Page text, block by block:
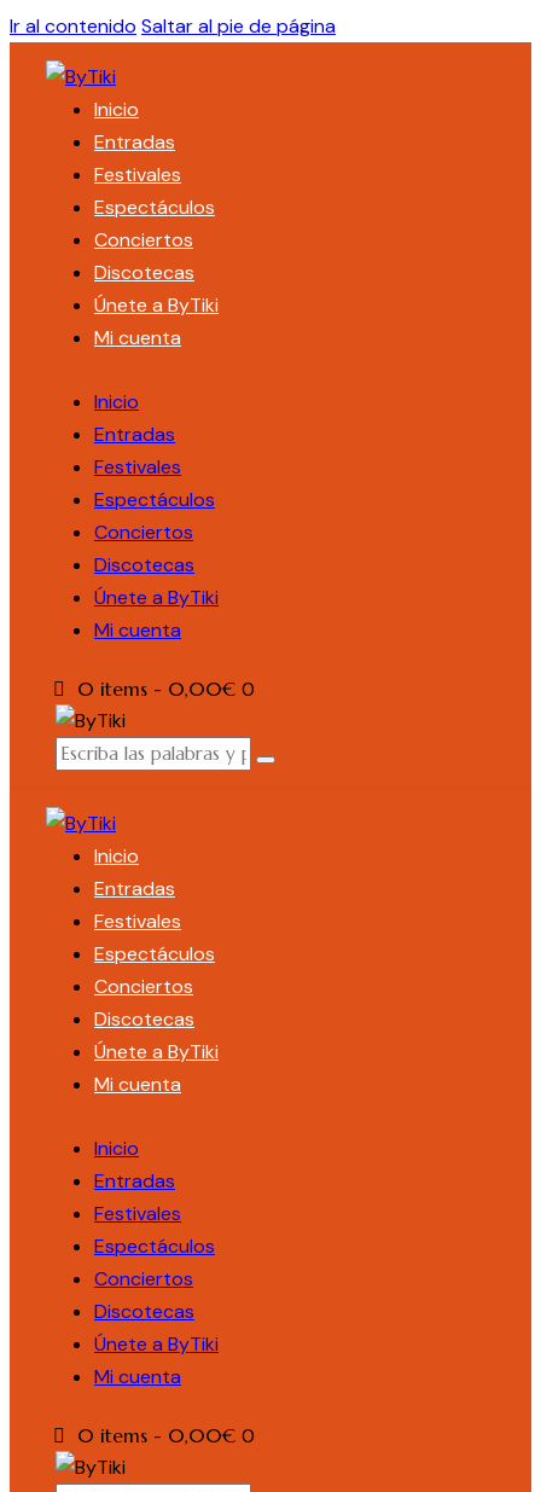
Ir al contenido Saltar al pie de página
Inicio
Entradas
Festivales
Espectáculos
Conciertos
Discotecas
Únete a ByTiki
Mi cuenta
Inicio
Entradas
Festivales
Espectáculos
Conciertos
Discotecas
Únete a ByTiki
Mi cuenta
0 items - 0,00€ 0
Inicio
Entradas
Festivales
Espectáculos
Conciertos
Discotecas
Únete a ByTiki
Mi cuenta
Inicio
Entradas
Festivales
Espectáculos
Conciertos
Discotecas
Únete a ByTiki
Mi cuenta
0 items - 0,00€ 0